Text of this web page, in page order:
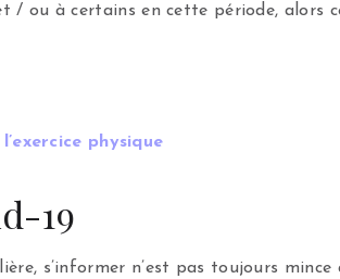
/ ou à certains en cette période, alors
physique
19
s’informer n’est pas toujours